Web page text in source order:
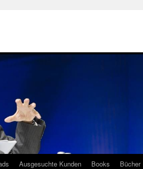
Ausgesuchte Kunden Books Bücher